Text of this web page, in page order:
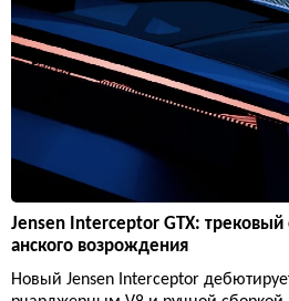
Jensen Interceptor GTX:
анского возрождения
Новый Jensen Interceptor